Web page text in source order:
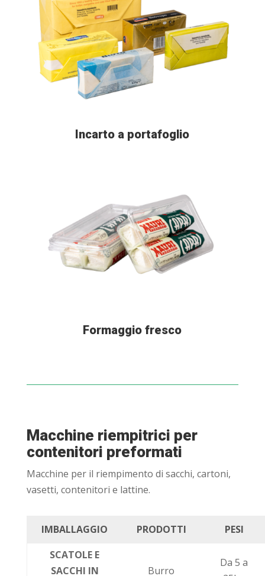
Incarto a portafoglio
Formaggio fresco
Macchine riempitrici per
contenitori preformati
Macchine per il riempimento di sacchi, cartoni,
vasetti, contenitori e lattine.
IMBALLAGGIO PRODOTTI
PESI
SCATOLE E
SACCHI IN
Burro
Da 5 a